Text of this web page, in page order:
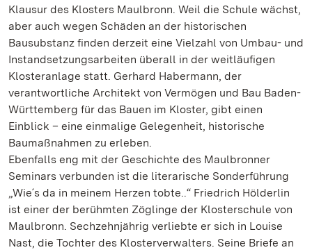
Klausur des Klosters Maulbronn. Weil die Schule wächst,
aber auch wegen Schäden an der historischen
Bausubstanz finden derzeit eine Vielzahl von Umbau- und
Instandsetzungsarbeiten überall in der weitläufigen
Klosteranlage statt. Gerhard Habermann, der
verantwortliche Architekt von Vermögen und Bau Baden-
Württemberg für das Bauen im Kloster, gibt einen
Einblick – eine einmalige Gelegenheit, historische
Baumaßnahmen zu erleben.
Ebenfalls eng mit der Geschichte des Maulbronner
Seminars verbunden ist die literarische Sonderführung
„Wie´s da in meinem Herzen tobte..“ Friedrich Hölderlin
ist einer der berühmten Zöglinge der Klosterschule von
Maulbronn. Sechzehnjährig verliebte er sich in Louise
Nast, die Tochter des Klosterverwalters. Seine Briefe an